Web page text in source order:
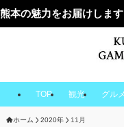
お届けします！
TOP 観光 グル
ホーム 2020年 11月